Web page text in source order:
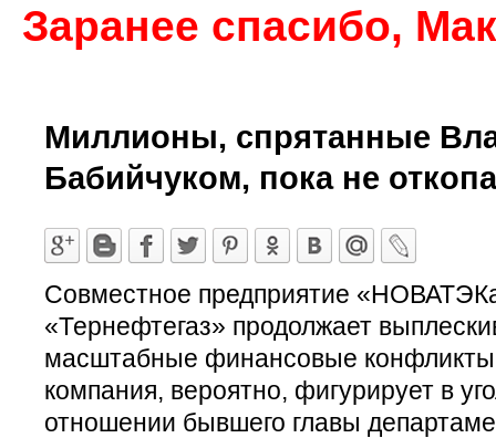
Заранее спасибо,
Миллионы, спрятанные
Бабийчуком, пока не
Совместное предприятие
«Тернефтегаз» продолжает
масштабные финансовые
компания, вероятно, фигурирует в
отношении бывшего главы